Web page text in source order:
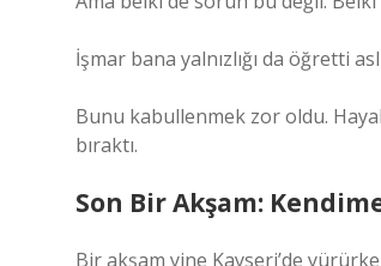
İşmar bana yalnızlığı da öğretti
Bunu kabullenmek zor oldu. Hayal
bıraktı.
Son Bir Akşam:
Bir akşam yine Kayseri’de